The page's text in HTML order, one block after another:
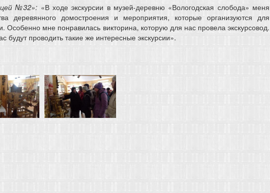
№32»: «В ходе экскурсии в музей-деревню «Вологодская слобода» меня
деревянного домостроения и мероприятия, которые организуются для
Особенно мне понравилась викторина, которую для нас провела экскурсовод.
проводить такие же интересные экскурсии».